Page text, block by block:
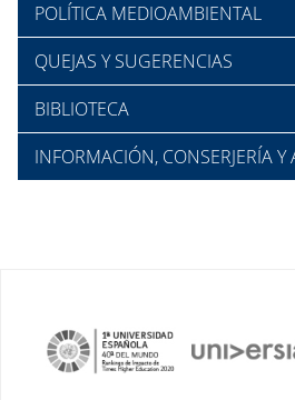
POLÍTICA MEDIOAMBIENTAL
QUEJAS Y SUGERENCIAS
BIBLIOTECA
INFORMACIÓN, CONSERJERÍA